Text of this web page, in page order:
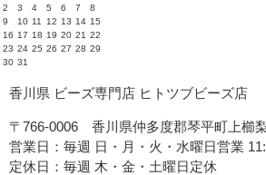
2
3 4 5 6 7
8
9
10 11 12 13 14 15
16 17 18 19 20 21 22
23 24 25 26 27 28 29
30 31
香川県 ビーズ専門店 ヒトツブビーズ店
〒766-0006 香川県仲多度郡琴平町上櫛
営業日：毎週 日・月・火・水曜日営業
定休日：毎週 木・金・土曜日定休